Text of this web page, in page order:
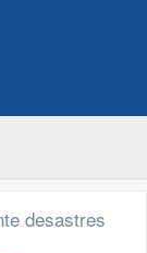
desastres